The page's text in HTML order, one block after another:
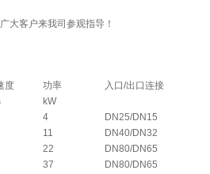
大客户来我司参观指导！
度 功率
入口/出口连接
kW
4
DN25/DN15
11
DN40/DN32
22
DN80/DN65
37
DN80/DN65